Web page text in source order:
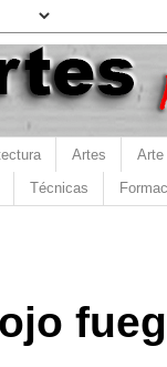
Artes Arte
Técnicas